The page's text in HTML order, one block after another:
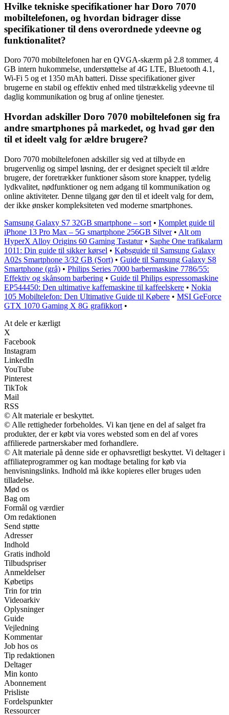
Hvilke tekniske specifikationer har Doro 7070
mobiltelefonen, og hvordan bidrager disse
specifikationer til dens overordnede ydeevne og
funktionalitet?
Doro 7070 mobiltelefonen har en QVGA-skærm på 2.8 tommer, 4
GB intern hukommelse, understøttelse af 4G LTE, Bluetooth 4.1,
Wi-Fi 5 og et 1350 mAh batteri. Disse specifikationer giver
brugerne en stabil og effektiv enhed med tilstrækkelig ydeevne til
daglig kommunikation og brug af online tjenester.
Hvordan adskiller Doro 7070 mobiltelefonen sig fra
andre smartphones på markedet, og hvad gør den
til et ideelt valg for ældre brugere?
Doro 7070 mobiltelefonen adskiller sig ved at tilbyde en
brugervenlig og simpel løsning, der er designet specielt til ældre
brugere, der foretrækker funktioner såsom store knapper, tydelig
lydkvalitet, nødfunktioner og nem adgang til kommunikation og
online aktiviteter. Denne tilgang gør den til et ideelt valg for dem,
der ikke ønsker kompleksiteten ved moderne smartphones.
Samsung Galaxy S7 32GB smartphone – sort • Komplet guide til
iPhone 13 Pro Max – 5G smartphone 256GB Silver• Alt om
HyperX Alloy Origins 60 Gaming Tastatur• Saphe One trafikalarm
1011: Din guide til sikker kørsel • Købsguide til Samsung Galaxy
A02s Smartphone 3/32 GB (Sort) • Guide til Samsung Galaxy S8
Smartphone (grå) • Philips Series 7000 barbermaskine 7786/55:
Effektiv og skånsom barbering • Guide til Philips espressomaskine
EP544450: Den ultimative kaffemaskine til kaffeelskere • Nokia
105 Mobiltelefon: Den Ultimative Guide til Købere • MSI GeForce
GTX 1070 Gaming X 8G grafikkort •
At dele er kærligt
X
Facebook
Instagram
LinkedIn
YouTube
Pinterest
TikTok
Mail
RSS
© Alt materiale er beskyttet.
© Alle rettigheder forbeholdes. Vi kan tjene en del af salget fra
produkter, der er købt via vores websted som en del af vores
affilierede partnerskaber med forhandlere.
© Alt materiale på denne side er ophavsretligt beskyttet. Vi deltager i
affiliateprogrammer og kan modtage betaling for køb via
henvisningslinks. Indhold må ikke kopieres eller bruges uden
tilladelse.
Mød os
Bag om
Formål og værdier
Om redaktionen
Send støtte
Adresser
Indhold
Gratis indhold
Tilbudspriser
Anmeldelser
Købetips
Trin for trin
Videoarkiv
Oplysninger
Guide
Vejledning
Kommentar
Job hos os
Tip redaktionen
Deltager
Min konto
Abonnement
Prisliste
Fordelspunkter
Ressourcer